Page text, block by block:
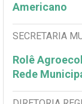
Americano
SECRETARIA
Rolê
Rede